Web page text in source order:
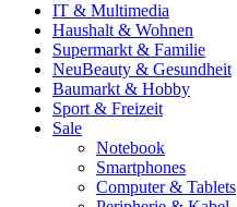
IT & Multimedia
Haushalt & Wohnen
Supermarkt & Familie
NeuBeauty & Gesundheit
Baumarkt & Hobby
Sport & Freizeit
Sale
Notebook
Smartphones
Computer & Tablets